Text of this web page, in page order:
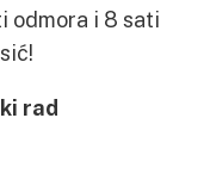
odmora i 8 sati
rad